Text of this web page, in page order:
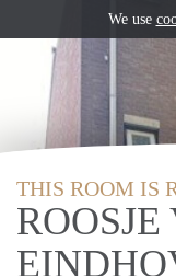
THIS ROOM IS
We use